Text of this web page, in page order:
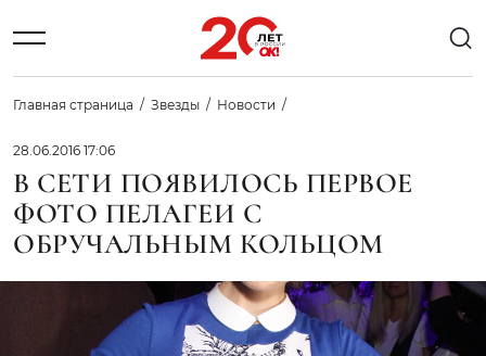
Главная страница Звезды Новости
28.06.2016 17:06
В СЕТИ ПОЯВИЛОСЬ ПЕРВОЕ
ФОТО ПЕЛАГЕИ С
ОБРУЧАЛЬНЫМ КОЛЬЦОМ